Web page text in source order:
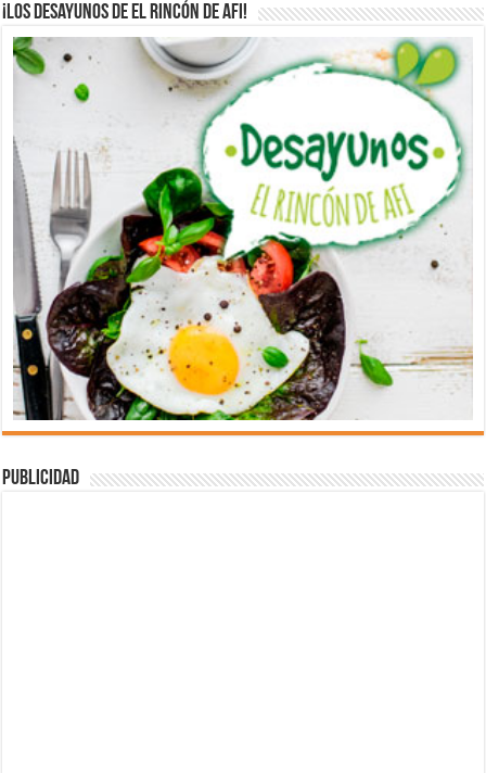
¡Los desayunos de El Rincón de Afi!
Publicidad